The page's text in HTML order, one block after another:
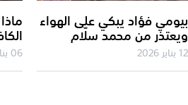
فؤاد يبكي على الهواء
من محمد سلّام
06 يناير 2026